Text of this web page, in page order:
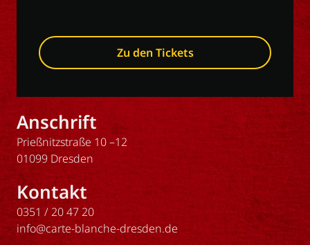
Zu den Tickets
Anschrift
Prießnitzstraße 10 –12
01099 Dresden
Kontakt
0351 / 20 47 20
info@carte-blanche-dresden.de